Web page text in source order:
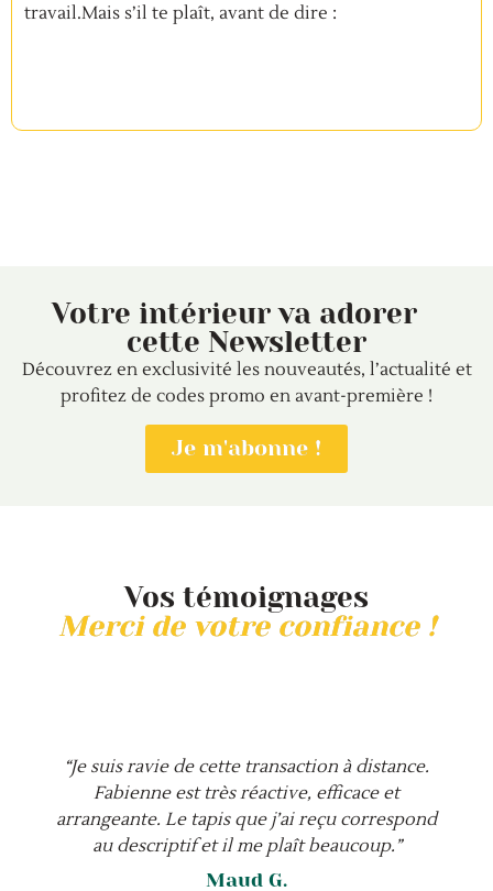
travail.Mais s’il te plaît, avant de dire :
Votre intérieur va adorer
cette Newsletter
Découvrez en exclusivité les nouveautés, l’actualité et
profitez de codes promo en avant-première !
Je m'abonne !
Vos témoignages
Merci de votre confiance !
“Je suis ravie de cette transaction à distance.
Fabienne est très réactive, efficace et
arrangeante. Le tapis que j’ai reçu correspond
au descriptif et il me plaît beaucoup.”
Maud G.